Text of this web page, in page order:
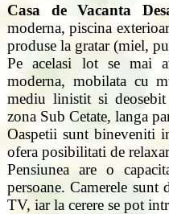
Casa de Vacanta
moderna, piscina
produse la gratar (miel,
Pe acelasi lot se mai
moderna, mobilata cu
mediu linistit si
zona Sub Cetate, langa
Oaspetii sunt bineveniti
ofera posibilitati de
Pensiunea are o
persoane. Camerele
TV, iar la cerere se pot